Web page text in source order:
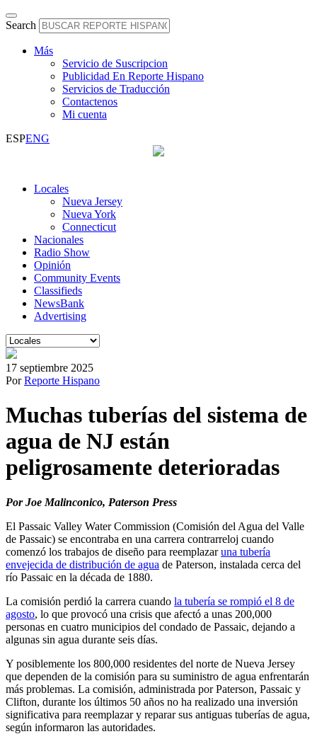
Search
Más
Servicio de Suscripcion
Publicidad En Reporte Hispano
Servicios de Traducción
Contactenos
Mi cuenta
ESPENG
Locales
Nueva Jersey
Nueva York
Connecticut
Nacionales
Radio Show
Opinión
Community Events
Classifieds
NewsBank
Advertising
17 septiembre 2025
PorReporte Hispano
Muchas tuberías del sistema de
agua de NJ están
peligrosamente deterioradas
Por Joe Malinconico, Paterson Press
El Passaic Valley Water Commission (Comisión del Agua del Valle
de Passaic) se encontraba en una carrera contrarreloj cuando
comenzó los trabajos de diseño para reemplazaruna tubería
envejecida de distribución de agua de Paterson, instalada cerca del
río Passaic en la década de 1880.
La comisión perdió la carrera cuando la tubería se rompió el 8 de
agosto, lo que provocó una crisis que afectó a unas 200,000
personas en cuatro municipios del condado de Passaic, dejando a
algunas sin agua durante seis días.
Y posiblemente los 800,000 residentes del norte de Nueva Jersey
que dependen de la comisión para su suministro de agua enfrentarán
más problemas. La comisión, administrada por Paterson, Passaic y
Clifton, durante los últimos 50 años no ha realizado una inversión
significativa para reemplazar y reparar sus antiguas tuberías de agua,
según informaron las autoridades.